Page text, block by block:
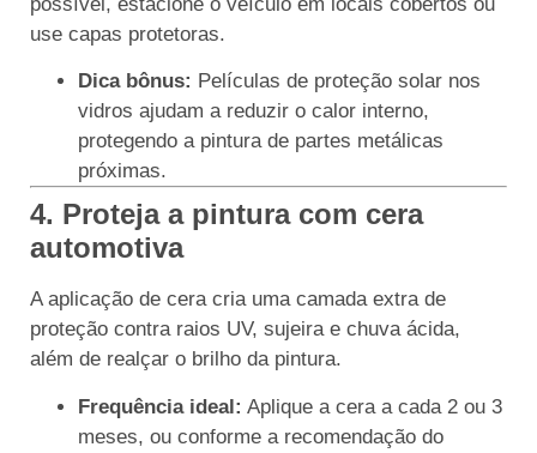
use capas protetoras.
Dica bônus: Películas de proteção solar nos
vidros ajudam a reduzir o calor interno,
protegendo a pintura de partes metálicas
próximas.
4. Proteja a pintura com cera
automotiva
A aplicação de cera cria uma camada extra de
proteção contra raios UV, sujeira e chuva ácida,
além de realçar o brilho da pintura.
Frequência ideal: Aplique a cera a cada 2 ou 3
meses, ou conforme a recomendação do